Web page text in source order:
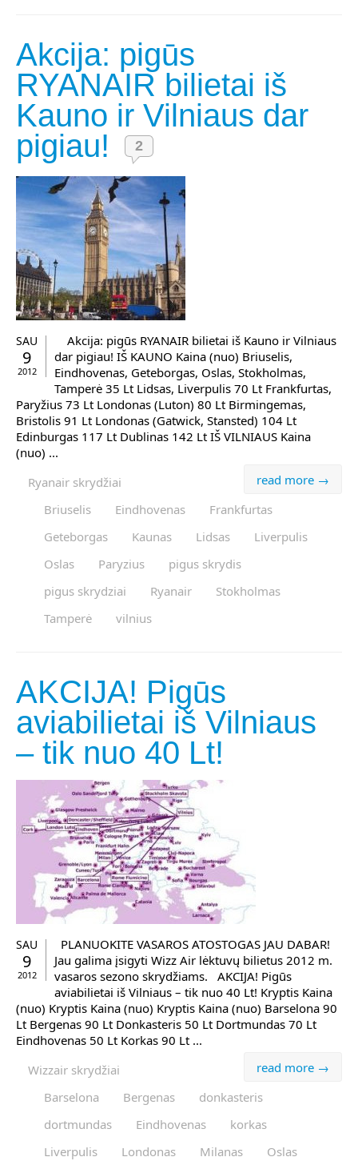
Akcija: pigūs
RYANAIR bilietai iš
Kauno ir Vilniaus dar
pigiau!
2
SAU
9
2012
Akcija: pigūs RYANAIR bilietai iš Kauno ir Vilniaus
dar pigiau! IŠ KAUNO Kaina (nuo) Briuselis,
Eindhovenas, Geteborgas, Oslas, Stokholmas,
Tamperė 35 Lt Lidsas, Liverpulis 70 Lt Frankfurtas,
Paryžius 73 Lt Londonas (Luton) 80 Lt Birmingemas,
Bristolis 91 Lt Londonas (Gatwick, Stansted) 104 Lt
Edinburgas 117 Lt Dublinas 142 Lt IŠ VILNIAUS Kaina
(nuo) ...
read more →
Ryanair skrydžiai
Briuselis
Eindhovenas
Frankfurtas
Geteborgas
Kaunas Lidsas
Liverpulis
Oslas
Paryzius
pigus skrydis
pigus skrydziai
Ryanair
Stokholmas
Tamperė
vilnius
AKCIJA! Pigūs
aviabilietai iš Vilniaus
– tik nuo 40 Lt!
SAU
9
2012
PLANUOKITE VASAROS ATOSTOGAS JAU DABAR!
Jau galima įsigyti Wizz Air lėktuvų bilietus 2012 m.
vasaros sezono skrydžiams. AKCIJA! Pigūs
aviabilietai iš Vilniaus – tik nuo 40 Lt! Kryptis Kaina
(nuo) Kryptis Kaina (nuo) Kryptis Kaina (nuo) Barselona 90
Lt Bergenas 90 Lt Donkasteris 50 Lt Dortmundas 70 Lt
Eindhovenas 50 Lt Korkas 90 Lt ...
read more →
Wizzair skrydžiai
Barselona
Bergenas
donkasteris
dortmundas
Eindhovenas
korkas
Liverpulis
Londonas Milanas
Oslas